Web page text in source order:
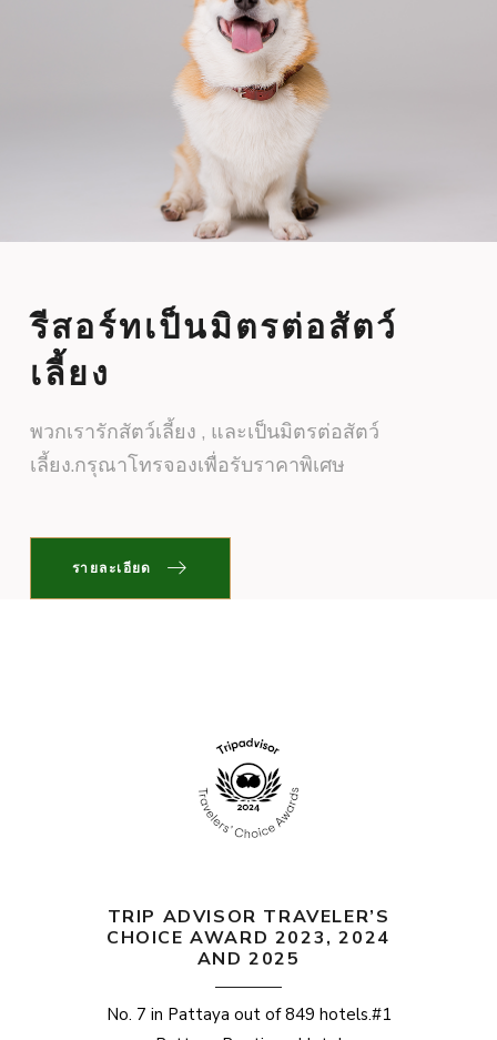
รีสอร์ทเป็นมิตรต่อสัตว์
เลี้ยง
พวกเรารักสัตว์เลี้ยง , และเป็นมิตรต่อสัตว์
เลี้ยง.กรุณาโทรจองเพื่อรับราคาพิเศษ
รายละเอียด
TRIP ADVISOR TRAVELER’S
CHOICE AWARD 2023, 2024
AND 2025
No. 7 in Pattaya out of 849 hotels.#1